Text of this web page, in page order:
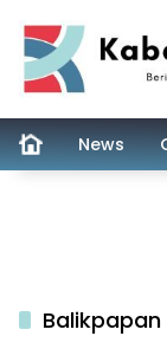
content
News
Balikpapan